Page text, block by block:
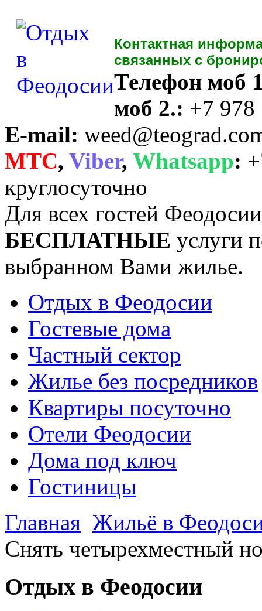
Контактная
связанных с
Телефон моб
моб 2.: +7 978
E-mail:
MTC, Viber, Whatsapp:
круглосуточно
Для всех гостей
БЕСПЛАТНЫЕ услуги
выбранном Вами жилье.
Отдых в Феодосии
Гостевые дома
Частный сектор
Жилье без посредников
Квартиры посуточно
Отели Феодосии
Дома под ключ
Гостиницы
Главная Жильё в
Снять четырехместный
Отдых в Феодосии